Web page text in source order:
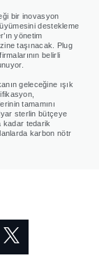
bir inovasyon
destekleme
yönetim
taşınacak. Plug
belirli
geleceğine ışık
tamamını
sterlin bütçeye
kadar tedarik
karbon nötr